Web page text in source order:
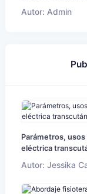
Autor: Admin
Parámetros,
eléctrica
Autor: Jessika